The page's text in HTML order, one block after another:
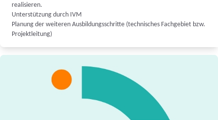
realisieren.
Unterstützung durch IVM
Planung der weiteren Ausbildungsschritte (technisches Fachgebiet bzw.
Projektleitung)